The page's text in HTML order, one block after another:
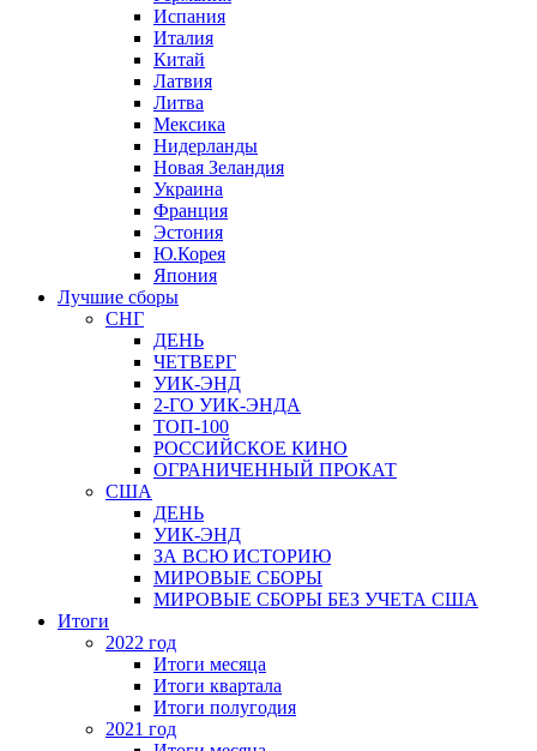
Испания
Италия
Китай
Латвия
Литва
Мексика
Нидерланды
Новая Зеландия
Украина
Франция
Эстония
Ю.Корея
Япония
Лучшие сборы
СНГ
ДЕНЬ
ЧЕТВЕРГ
УИК-ЭНД
2-ГО УИК-ЭНДА
ТОП-100
РОССИЙСКОЕ КИНО
ОГРАНИЧЕННЫЙ ПРОКАТ
США
ДЕНЬ
УИК-ЭНД
ЗА ВСЮ ИСТОРИЮ
МИРОВЫЕ СБОРЫ
МИРОВЫЕ СБОРЫ БЕЗ УЧЕТА США
Итоги
2022 год
Итоги месяца
Итоги квартала
Итоги полугодия
2021 год